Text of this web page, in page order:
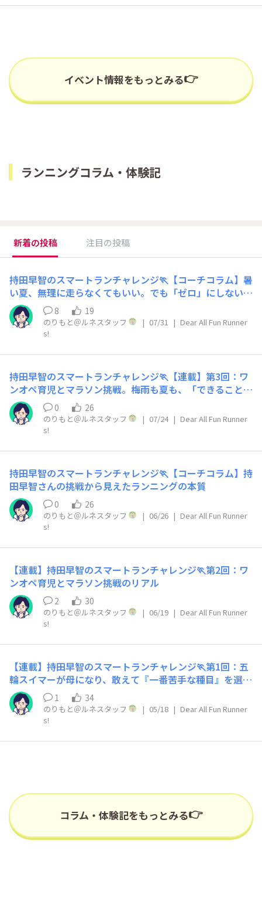
新着の投稿 注目の投稿
持田早智のスマートランチャレンジ🏃【コーチコラム】暑
い夏、無理に走らなくてもいい。でも「ゼロ」にしないた
めにできること
8 19
のりもと＠ルネスタッフ | 07/31 | Dear All Fun Runner
s!
持田早智のスマートランチャレンジ🏃【連載】第3回：ワ
ンオペ育児とマラソン挑戦。梅雨も夏も、「できることを
続ける」という選択
0 26
のりもと＠ルネスタッフ | 07/24 | Dear All Fun Runner
s!
持田早智のスマートランチャレンジ🏃【コーチコラム】持
田早智さんの挑戦から見えたランニングの本質
0 26
のりもと＠ルネスタッフ | 06/26 | Dear All Fun Runner
s!
【連載】持田早智のスマートランチャレンジ🏃第2回：ワ
ンオペ育児とマラソン挑戦のリアル
2 30
のりもと＠ルネスタッフ | 06/19 | Dear All Fun Runner
s!
【連載】持田早智のスマートランチャレンジ🏃第1回：五
輪スイマーが母になり、敢えて『一番苦手な種目』を選ん
だワケ
1 34
のりもと＠ルネスタッフ | 05/18 | Dear All Fun Runner
s!